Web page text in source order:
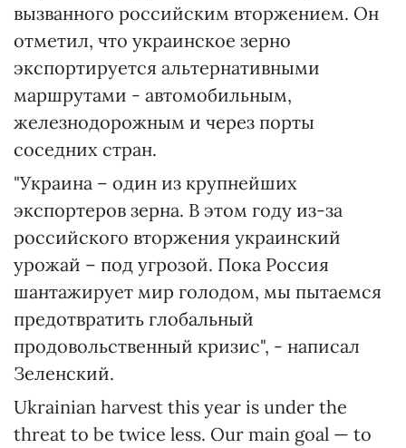
вызванного российским вторжением. Он
отметил, что украинское зерно
экспортируется альтернативными
маршрутами - автомобильным,
железнодорожным и через порты
соседних стран.
"Украина – один из крупнейших
экспортеров зерна. В этом году из-за
российского вторжения украинский
урожай – под угрозой. Пока Россия
шантажирует мир голодом, мы пытаемся
предотвратить глобальный
продовольственный кризис", - написал
Зеленский.
Ukrainian harvest this year is under the
threat to be twice less. Our main goal — to